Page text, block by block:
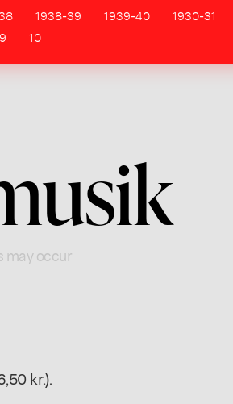
1938-39 1939-40 1930-31
9 10
may occur
kr.).